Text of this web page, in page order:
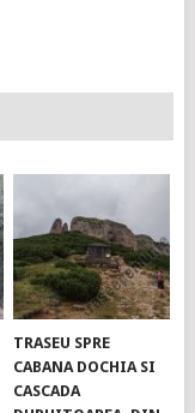
TRASEU SPRE
CABANA DOCHIA SI
CASCADA